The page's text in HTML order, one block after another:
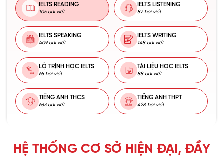
IELTS READING
105 bài viết
IELTS LISTENING
87 bài viết
IELTS SPEAKING
409 bài viết
IELTS WRITING
148 bài viết
LỘ TRÌNH HỌC IELTS
65 bài viết
TÀI LIỆU HỌC IELTS
88 bài viết
TIẾNG ANH THCS
663 bài viết
TIẾNG ANH THPT
428 bài viết
HỆ THỐNG CƠ SỞ HIỆN ĐẠI, ĐẦY